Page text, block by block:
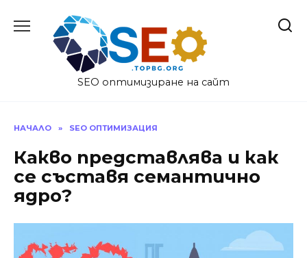
SEO оптимизиране на сайт
НАЧАЛО » SEO ОПТИМИЗАЦИЯ
Какво представлява и как
се съставя семантично
ядро?